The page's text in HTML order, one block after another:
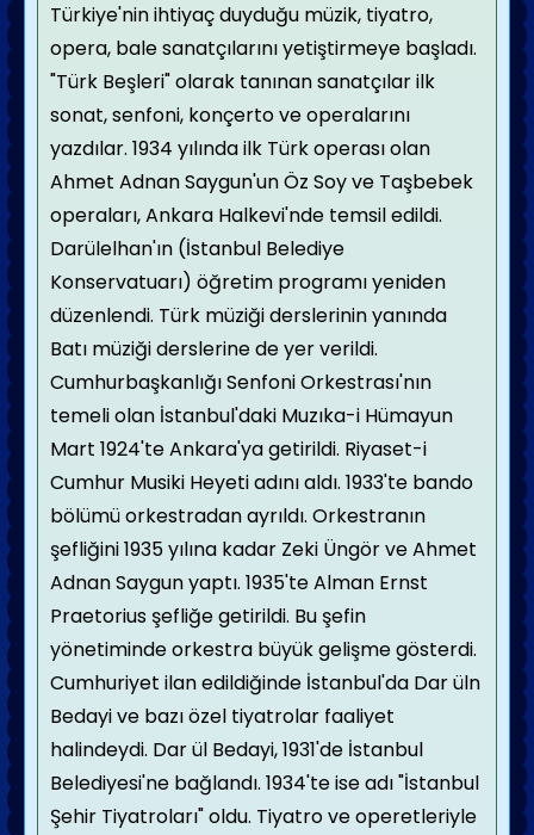
Türkiye'nin ihtiyaç duyduğu müzik, tiyatro,
opera, bale sanatçılarını yetiştirmeye başladı.
"Türk Beşleri" olarak tanınan sanatçılar ilk
sonat, senfoni, konçerto ve operalarını
yazdılar. 1934 yılında ilk Türk operası olan
Ahmet Adnan Saygun'un Öz Soy ve Taşbebek
operaları, Ankara Halkevi'nde temsil edildi.
Darülelhan'ın (İstanbul Belediye
Konservatuarı) öğretim programı yeniden
düzenlendi. Türk müziği derslerinin yanında
Batı müziği derslerine de yer verildi.
Cumhurbaşkanlığı Senfoni Orkestrası'nın
temeli olan İstanbul'daki Muzıka-i Hümayun
Mart 1924'te Ankara'ya getirildi. Riyaset-i
Cumhur Musiki Heyeti adını aldı. 1933'te bando
bölümü orkestradan ayrıldı. Orkestranın
şefliğini 1935 yılına kadar Zeki Üngör ve Ahmet
Adnan Saygun yaptı. 1935'te Alman Ernst
Praetorius şefliğe getirildi. Bu şefin
yönetiminde orkestra büyük gelişme gösterdi.
Cumhuriyet ilan edildiğinde İstanbul'da Dar üln
Bedayi ve bazı özel tiyatrolar faaliyet
halindeydi. Dar ül Bedayi, 1931'de İstanbul
Belediyesi'ne bağlandı. 1934'te ise adı "İstanbul
Şehir Tiyatroları" oldu. Tiyatro ve operetleriyle